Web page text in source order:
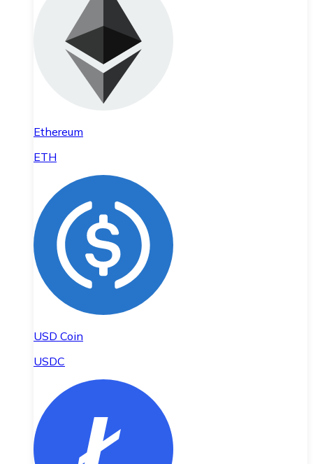
Ethereum
ETH
USD Coin
USDC